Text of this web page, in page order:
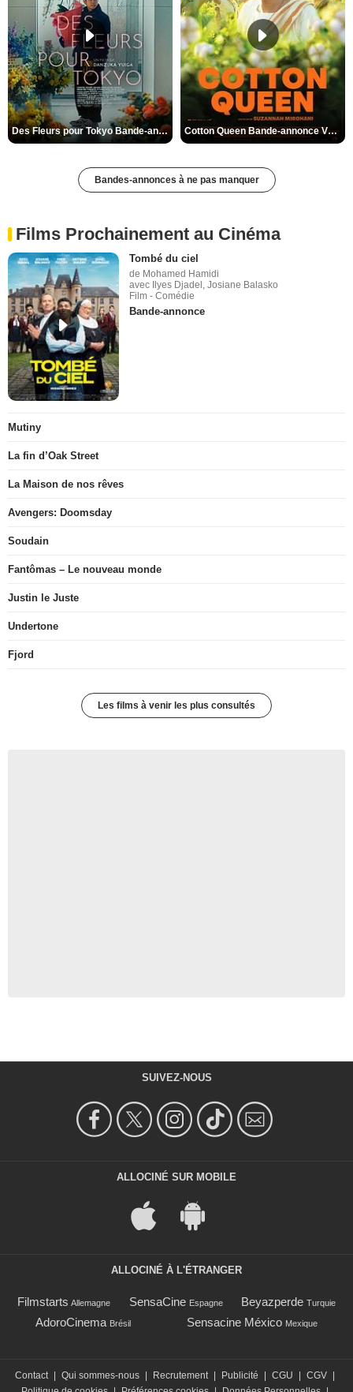
Des Fleurs pour Tokyo Bande-annonce VO STFR Cotton Queen Bande-annonce VO STFR
Bandes-annonces à ne pas manquer
Films Prochainement au Cinéma
Tombé du ciel
de Mohamed Hamidi
avec Ilyes Djadel, Josiane Balasko
Film - Comédie
Bande-annonce
Mutiny
La fin d’Oak Street
La Maison de nos rêves
Avengers: Doomsday
Soudain
Fantômas – Le nouveau monde
Justin le Juste
Undertone
Fjord
Les films à venir les plus consultés
SUIVEZ-NOUS
ALLOCINÉ SUR MOBILE
ALLOCINÉ À L'ÉTRANGER
Filmstarts Allemagne SensaCine Espagne Beyazperde Turquie
AdoroCinema Brésil Sensacine México Mexique
Contact | Qui sommes-nous | Recrutement | Publicité | CGU | CGV |